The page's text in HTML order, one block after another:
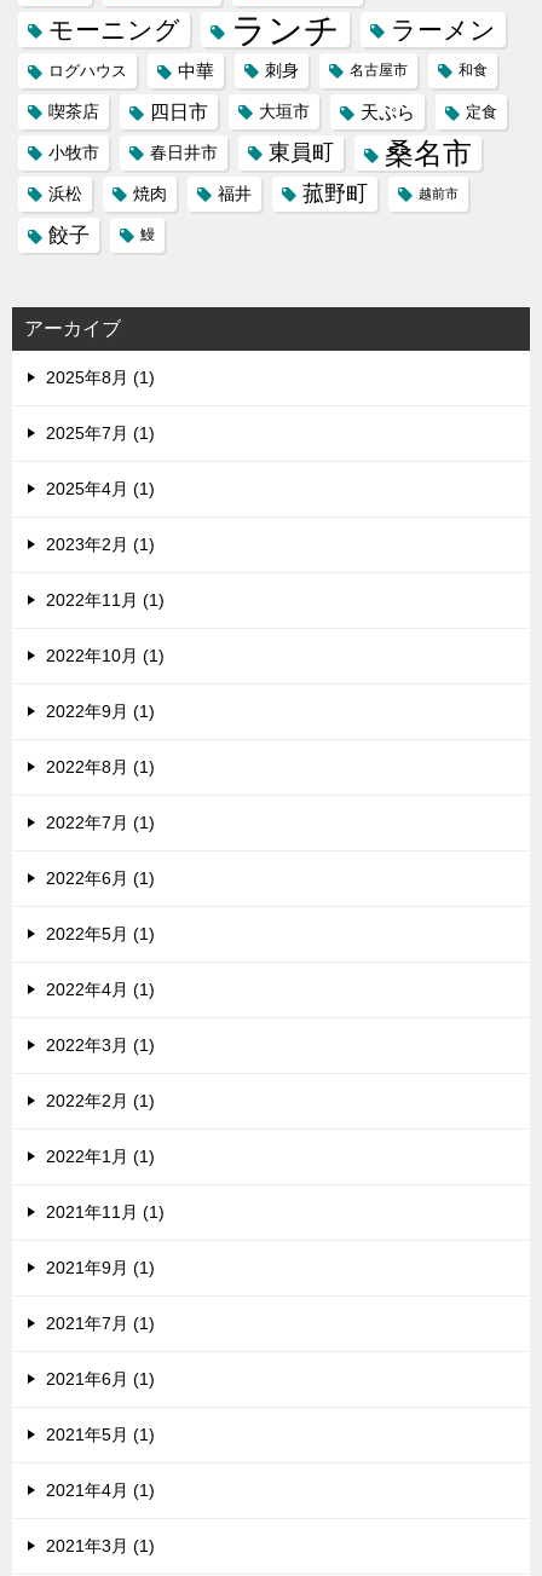
モーニング ランチ ラーメン
ログハウス 中華 刺身 名古屋市 和食
喫茶店 四日市 大垣市 天ぷら 定食
小牧市 春日井市 東員町 桑名市
浜松 焼肉 福井 菰野町 越前市
餃子 鰻
アーカイブ
2025年8月 (1)
2025年7月 (1)
2025年4月 (1)
2023年2月 (1)
2022年11月 (1)
2022年10月 (1)
2022年9月 (1)
2022年8月 (1)
2022年7月 (1)
2022年6月 (1)
2022年5月 (1)
2022年4月 (1)
2022年3月 (1)
2022年2月 (1)
2022年1月 (1)
2021年11月 (1)
2021年9月 (1)
2021年7月 (1)
2021年6月 (1)
2021年5月 (1)
2021年4月 (1)
2021年3月 (1)